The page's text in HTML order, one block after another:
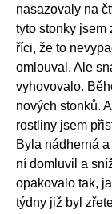
nasazovaly na
tyto stonky jsem
říci, že to
omlouval. Ale
vyhovovalo.
nových stonků.
rostliny jsem
Byla nádherná
ní domluvil a
opakovalo tak,
týdny již byl